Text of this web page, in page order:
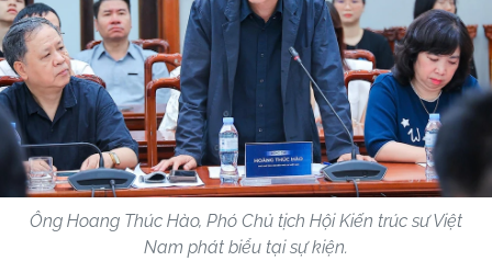
Ông Hoang Thúc Hào, Phó Chủ tịch Hội Kiến trúc sư Việt
Nam phát biểu tại sự kiện.